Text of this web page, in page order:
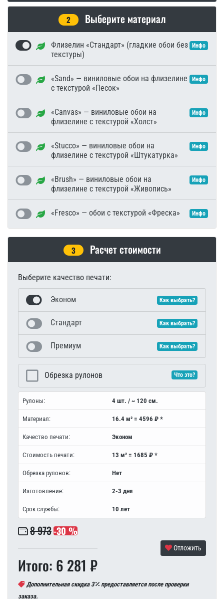
2 Выберите материал
Флизелин «Стандарт» (гладкие обои без
текстуры)
Инфо
«Sand» — виниловые обои на флизелине
с текстурой «Песок»
Инфо
«Canvas» — виниловые обои на
флизелине с текстурой «Холст»
Инфо
«Stucco» — виниловые обои на
флизелине с текстурой «Штукатурка»
Инфо
«Brush» — виниловые обои на
флизелине с текстурой «Живопись»
Инфо
«Fresco» — обои с текстурой «Фреска» Инфо
3 Расчет стоимости
Выберите качество печати:
Эконом Как выбрать?
Стандарт Как выбрать?
Премиум Как выбрать?
Обрезка рулонов Что это?
Рулоны: 4 шт. / ~ 120 см.
Материал: 16.4 м² = 4596 ₽ *
Качество печати: Эконом
Стоимость печати: 13 м² = 1685 ₽ *
Обрезка рулонов: Нет
Изготовление: 2-3 дня
Срок службы: 10 лет
8 973-30 %
Итого: 6 281 ₽
Отложить
Дополнительная скидка 3
предоставляется после проверки
заказа.